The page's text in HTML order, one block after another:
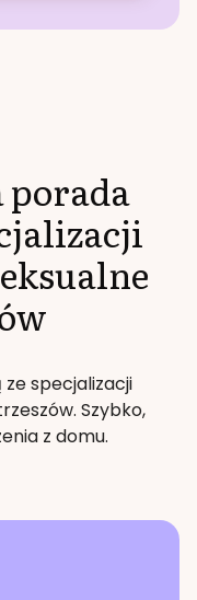
porada
specjalizacji
. Szybko,
z domu.